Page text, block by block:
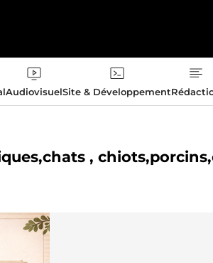
AudiovisuelSite & Développement
,